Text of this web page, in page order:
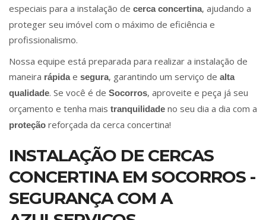
especiais para a instalação de cerca concertina, ajudando a
proteger seu imóvel com o máximo de eficiência e
profissionalismo.
Nossa equipe está preparada para realizar a instalação de
maneira rápidae segura, garantindo um serviço de alta
qualidade. Se você é de Socorros, aproveite e peça já seu
orçamento e tenha mais tranquilidade no seu dia a dia com a
proteção reforçada da cerca concertina!
INSTALAÇÃO DE CERCAS
CONCERTINA EM SOCORROS -
SEGURANÇA COM A